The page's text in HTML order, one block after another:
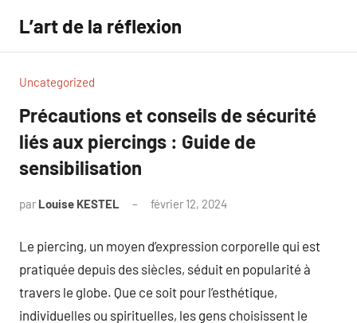
contenu
L’art de la réflexion
Uncategorized
Précautions et conseils de sécurité
liés aux piercings : Guide de
sensibilisation
par Louise KESTEL février 12, 2024
Le piercing, un moyen d’expression corporelle qui est
pratiquée depuis des siècles, séduit en popularité à
travers le globe. Que ce soit pour l’esthétique,
individuelles ou spirituelles, les gens choisissent le